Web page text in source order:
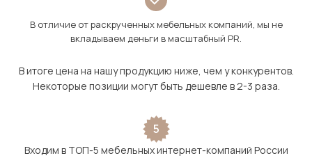
В отличие от раскрученных мебельных компаний, мы не
вкладываем деньги в масштабный PR.
В итоге цена на нашу продукцию ниже, чем у конкурентов.
Некоторые позиции могут быть дешевле в 2-3 раза.
5
Входим в ТОП-5 мебельных интернет-компаний России